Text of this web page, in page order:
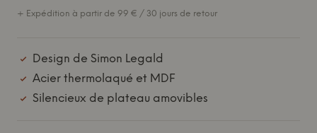
+ Expédition à partir de 99 € / 30 jours de retour
Design de Simon Legald
Acier thermolaqué et MDF
Silencieux de plateau amovibles